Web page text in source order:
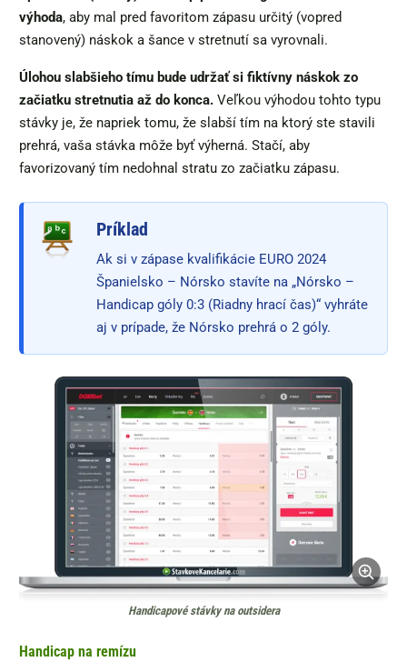
výhoda, aby mal pred favoritom zápasu určitý (vopred
stanovený) náskok a šance v stretnutí sa vyrovnali.
Úlohou slabšieho tímu bude udržať si fiktívny náskok zo
začiatku stretnutia až do konca. Veľkou výhodou tohto typu
stávky je, že napriek tomu, že slabší tím na ktorý ste stavili
prehrá, vaša stávka môže byť výherná. Stačí, aby
favorizovaný tím nedohnal stratu zo začiatku zápasu.
Príklad
Ak si v zápase kvalifikácie EURO 2024
Španielsko – Nórsko stavíte na „Nórsko –
Handicap góly 0:3 (Riadny hrací čas)“ vyhráte
aj v prípade, že Nórsko prehrá o 2 góly.
Handicapové stávky na outsidera
Handicap na remízu